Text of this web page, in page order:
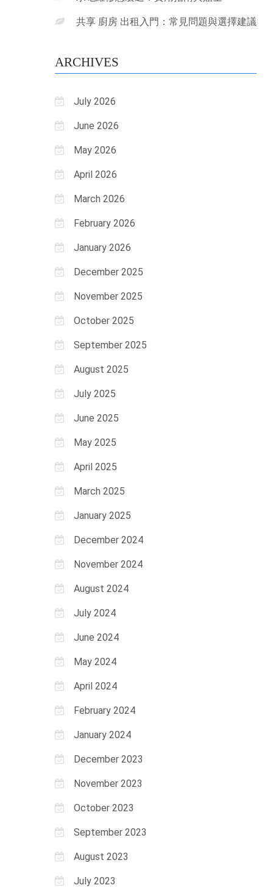
共享 廚房 出租入門：常見問題與選擇建議
ARCHIVES
July 2026
June 2026
May 2026
April 2026
March 2026
February 2026
January 2026
December 2025
November 2025
October 2025
September 2025
August 2025
July 2025
June 2025
May 2025
April 2025
March 2025
January 2025
December 2024
November 2024
August 2024
July 2024
June 2024
May 2024
April 2024
February 2024
January 2024
December 2023
November 2023
October 2023
September 2023
August 2023
July 2023